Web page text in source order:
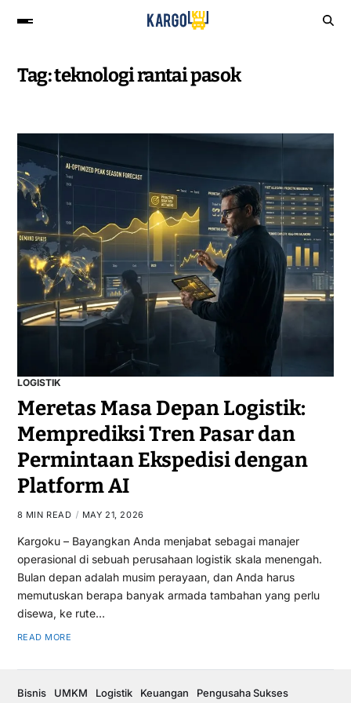
Tag:teknologi rantai pasok
LOGISTIK
Meretas Masa Depan Logistik:
Memprediksi Tren Pasar dan
Permintaan Ekspedisi dengan
Platform AI
8 MIN READ MAY 21, 2026
Kargoku – Bayangkan Anda menjabat sebagai manajer
operasional di sebuah perusahaan logistik skala menengah.
Bulan depan adalah musim perayaan, dan Anda harus
memutuskan berapa banyak armada tambahan yang perlu
disewa, ke rute…
READ MORE
Bisnis UMKM Logistik Keuangan Pengusaha Sukses